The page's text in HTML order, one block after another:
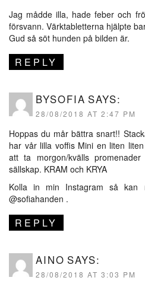
Jag mådde illa, hade feber och
försvann. Värktabletterna hjälpte
Gud så söt hunden på bilden är.
REPLY
BYSOFIA SAYS:
28/08/2018 AT 2:47 PM
Hoppas du mår bättra snart!!
har vår lilla voffis Mini en liten
att ta morgon/kvälls
sällskap. KRAM och KRYA
Kolla in min Instagram så
@sofiahanden .
REPLY
AINO SAYS:
28/08/2018 AT 3:03 PM